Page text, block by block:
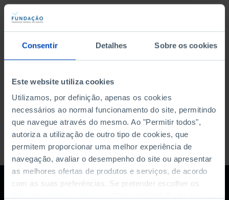
Consentir Detalhes Sobre os cookies
Este website utiliza cookies
Utilizamos, por definição, apenas os cookies
necessários ao normal funcionamento do site, permitindo
que navegue através do mesmo. Ao "Permitir todos",
autoriza a utilização de outro tipo de cookies, que
permitem proporcionar uma melhor experiência de
navegação, avaliar o desempenho do site ou apresentar
as melhores ofertas de produtos e serviços, de acordo
com as suas preferências. Se pretender escolher os
DATA DE INÍCIO
DATA DE FIM